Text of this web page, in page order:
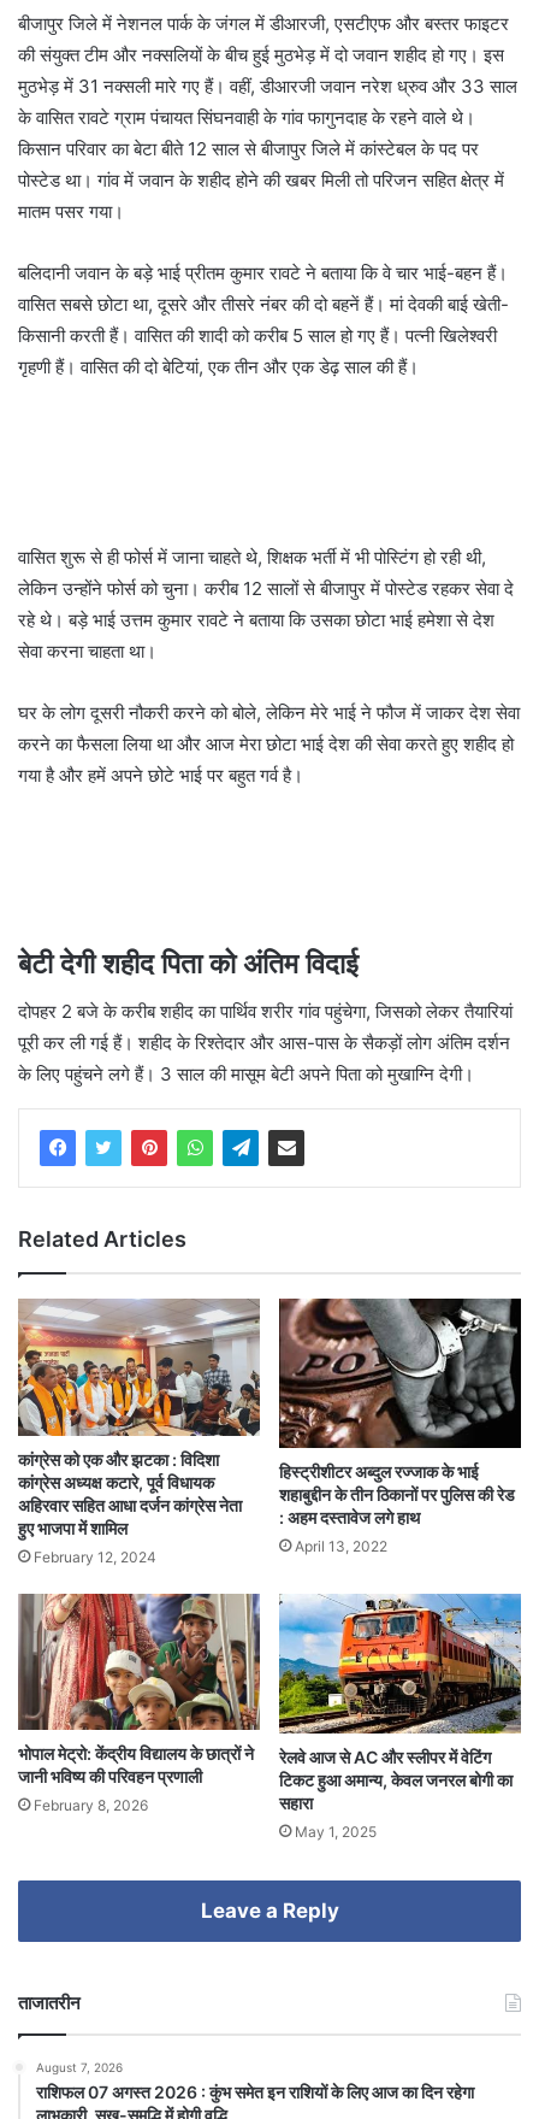
बीजापुर जिले में नेशनल पार्क के जंगल में डीआरजी, एसटीएफ और बस्तर फाइटर
की संयुक्त टीम और नक्सलियों के बीच हुई मुठभेड़ में दो जवान शहीद हो गए। इस
मुठभेड़ में 31 नक्सली मारे गए हैं। वहीं, डीआरजी जवान नरेश ध्रुव और 33 साल
के वासित रावटे ग्राम पंचायत सिंघनवाही के गांव फागुनदाह के रहने वाले थे।
किसान परिवार का बेटा बीते 12 साल से बीजापुर जिले में कांस्टेबल के पद पर
पोस्टेड था। गांव में जवान के शहीद होने की खबर मिली तो परिजन सहित क्षेत्र में
मातम पसर गया।
बलिदानी जवान के बड़े भाई प्रीतम कुमार रावटे ने बताया कि वे चार भाई-बहन हैं।
वासित सबसे छोटा था, दूसरे और तीसरे नंबर की दो बहनें हैं। मां देवकी बाई खेती-
किसानी करती हैं। वासित की शादी को करीब 5 साल हो गए हैं। पत्नी खिलेश्वरी
गृहणी हैं। वासित की दो बेटियां, एक तीन और एक डेढ़ साल की हैं।
वासित शुरू से ही फोर्स में जाना चाहते थे, शिक्षक भर्ती में भी पोस्टिंग हो रही थी,
लेकिन उन्होंने फोर्स को चुना। करीब 12 सालों से बीजापुर में पोस्टेड रहकर सेवा दे
रहे थे। बड़े भाई उत्तम कुमार रावटे ने बताया कि उसका छोटा भाई हमेशा से देश
सेवा करना चाहता था।
घर के लोग दूसरी नौकरी करने को बोले, लेकिन मेरे भाई ने फौज में जाकर देश सेवा
करने का फैसला लिया था और आज मेरा छोटा भाई देश की सेवा करते हुए शहीद हो
गया है और हमें अपने छोटे भाई पर बहुत गर्व है।
बेटी देगी शहीद पिता को अंतिम विदाई
दोपहर 2 बजे के करीब शहीद का पार्थिव शरीर गांव पहुंचेगा, जिसको लेकर तैयारियां
पूरी कर ली गई हैं। शहीद के रिश्तेदार और आस-पास के सैकड़ों लोग अंतिम दर्शन
के लिए पहुंचने लगे हैं। 3 साल की मासूम बेटी अपने पिता को मुखाग्नि देगी।
Related Articles
कांग्रेस को एक और झटका : विदिशा
कांग्रेस अध्यक्ष कटारे, पूर्व विधायक
अहिरवार सहित आधा दर्जन कांग्रेस नेता
हुए भाजपा में शामिल
February 12, 2024
हिस्ट्रीशीटर अब्दुल रज्जाक के भाई
शहाबुद्दीन के तीन ठिकानों पर पुलिस की रेड
: अहम दस्तावेज लगे हाथ
April 13, 2022
भोपाल मेट्रो: केंद्रीय विद्यालय के छात्रों ने
जानी भविष्य की परिवहन प्रणाली
February 8, 2026
रेलवे आज से AC और स्लीपर में वेटिंग
टिकट हुआ अमान्य, केवल जनरल बोगी का
सहारा
May 1, 2025
Leave a Reply
ताजातरीन
August 7, 2026
राशिफल 07 अगस्त 2026 : कुंभ समेत इन राशियों के लिए आज का दिन रहेगा